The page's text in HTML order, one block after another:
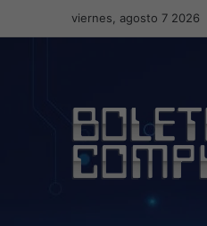
viernes, agosto 7 2026